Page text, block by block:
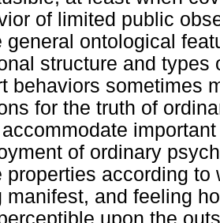
of limited public
general ontological
structure and
behaviors sometimes
for the truth of
of ordinary
properties according
manifest, and feeling